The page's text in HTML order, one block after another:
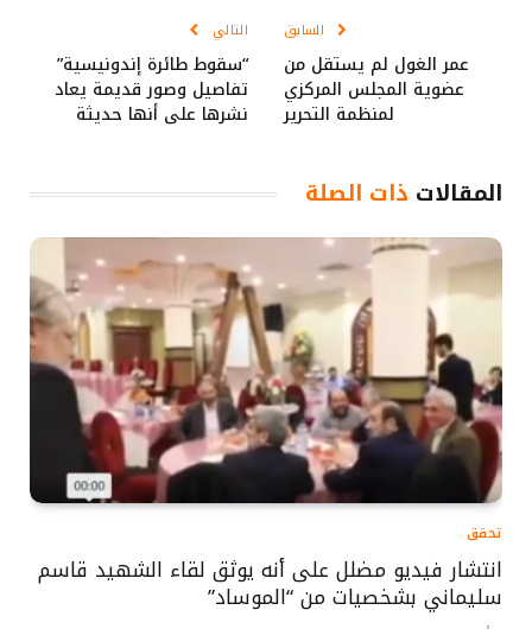
السابق
عمر الغول لم يستقل من
عضوية المجلس المركزي
لمنظمة التحرير
التالي
“سقوط طائرة إندونيسية”
تفاصيل وصور قديمة يعاد
نشرها على أنها حديثة
المقالات ذات الصلة
تحقق
انتشار فيديو مضلل على أنه يوثق لقاء الشهيد قاسم
سليماني بشخصيات من “الموساد”